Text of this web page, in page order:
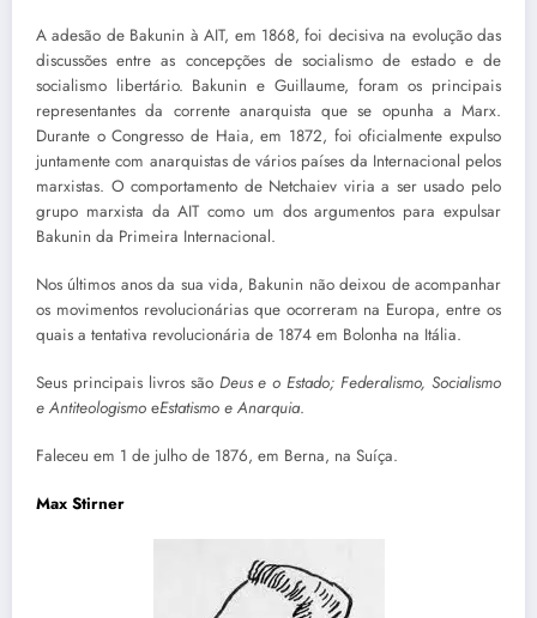
A adesão de Bakunin à AIT, em 1868, foi decisiva na evolução das
discussões entre as concepções de socialismo de estado e de
socialismo libertário. Bakunin e Guillaume, foram os principais
representantes da corrente anarquista que se opunha a Marx.
Durante o Congresso de Haia, em 1872, foi oficialmente expulso
juntamente com anarquistas de vários países da Internacional pelos
marxistas. O comportamento de Netchaiev viria a ser usado pelo
grupo marxista da AIT como um dos argumentos para expulsar
Bakunin da Primeira Internacional.
Nos últimos anos da sua vida, Bakunin não deixou de acompanhar
os movimentos revolucionárias que ocorreram na Europa, entre os
quais a tentativa revolucionária de 1874 em Bolonha na Itália.
Seus principais livros são Deus e o Estado; Federalismo, Socialismo
e Antiteologismo eEstatismo e Anarquia.
Faleceu em 1 de julho de 1876, em Berna, na Suíça.
Max Stirner